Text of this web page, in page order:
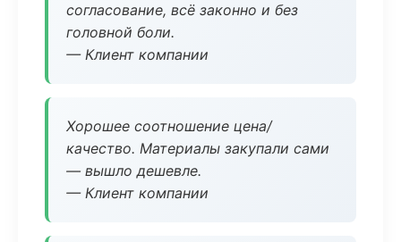
согласование, всё законно и без
головной боли.
— Клиент компании
Хорошее соотношение цена/
качество. Материалы закупали сами
— вышло дешевле.
— Клиент компании